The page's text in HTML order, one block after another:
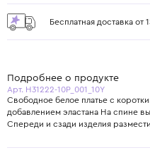
Бесплатная доставка
Подробнее о продукте
Арт. H31222-10P_001_10Y
Свободное белое платье с
добавлением эластана На спине
Спереди и сзади изделия